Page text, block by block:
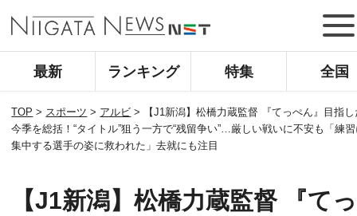
最新 ランキング 特集 全国
TOP > スポーツ > アルビ >
【J1新潟】松橋力蔵監督 『てっぺん』目指
今季を総括！“タイトル”狙う一方で“残留争い”…厳しい戦いに不安も「練
集中する選手の姿に救われた」去就にも注目
【J1新潟】松橋力蔵監督 『てっ